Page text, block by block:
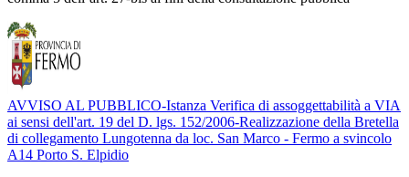
AVVISO AL PUBBLICO-Istanza Verifica di assoggettabilità a VIA
ai sensi dell'art. 19 del D. lgs. 152/2006-Realizzazione della Bretella
di collegamento Lungotenna da loc. San Marco - Fermo a svincolo
A14 Porto S. Elpidio